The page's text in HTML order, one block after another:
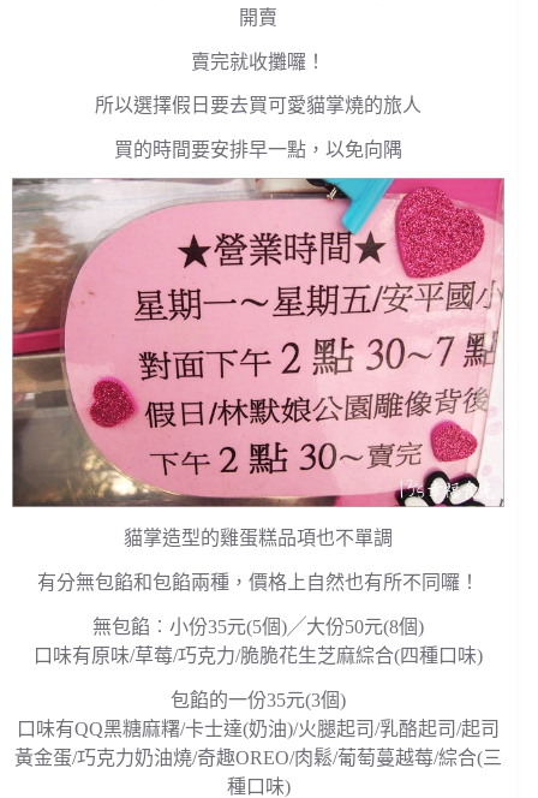
開賣
賣完就收攤囉！
所以選擇假日要去買可愛貓掌燒的旅人
買的時間要安排早一點，以免向隅
貓掌造型的雞蛋糕品項也不單調
有分無包餡和包餡兩種，價格上自然也有所不同囉！
無包餡︰小份35元(5個)╱大份50元(8個)
口味有原味/草莓/巧克力/脆脆花生芝麻綜合(四種口味)
包餡的一份35元(3個)
口味有QQ黑糖麻糬/卡士達(奶油)/火腿起司/乳酪起司/起司
黃金蛋/巧克力奶油燒/奇趣OREO/肉鬆/葡萄蔓越莓/綜合(三
種口味)